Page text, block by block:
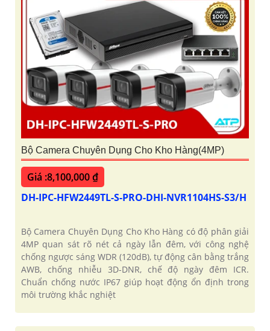
Bộ Camera Chuyên Dụng Cho Kho Hàng(4MP)
Giá :8,100,000 ₫
DH-IPC-HFW2449TL-S-PRO-DHI-NVR1104HS-S3/H
Bộ Camera Chuyên Dụng Cho Kho Hàng có độ phân giải
4MP quan sát rõ nét cả ngày lẫn đêm, với công nghệ
chống ngược sáng WDR (120dB), tự động cân bằng trắng
AWB, chống nhiễu 3D-DNR, chế độ ngày đêm ICR.
Chuẩn chống nước IP67 giúp hoạt động ổn định trong
môi trường khắc nghiệt